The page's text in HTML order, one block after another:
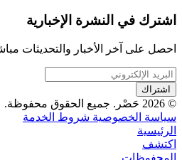
اشترك في النشرة الإخبارية
احصل على آخر الأخبار والتحديثات
اشتراك
© 2026 حَصْر. جميع الحقوق محفوظة.
سياسة الخصوصية شروط الخدمة
الرئيسية
اكتشف